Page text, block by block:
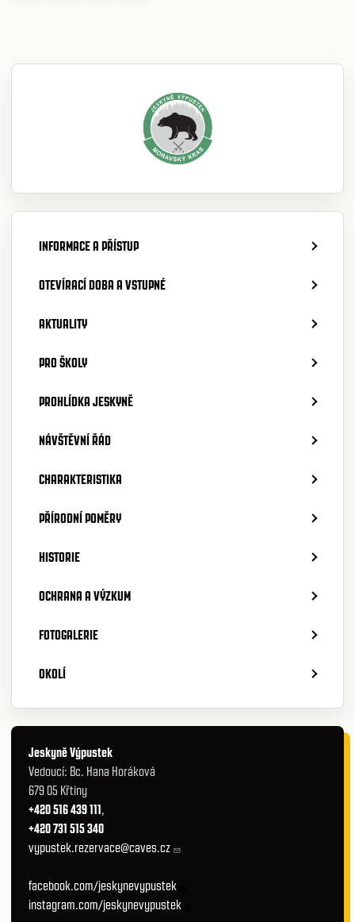
INFORMACE A PŘÍSTUP
OTEVÍRACÍ DOBA A VSTUPNÉ
AKTUALITY
PRO ŠKOLY
PROHLÍDKA JESKYNĚ
NÁVŠTĚVNÍ ŘÁD
CHARAKTERISTIKA
PŘÍRODNÍ POMĚRY
HISTORIE
OCHRANA A VÝZKUM
FOTOGALERIE
OKOLÍ
Jeskyně Výpustek
Vedoucí: Bc. Hana Horáková
679 05 Křtiny
+420 516 439 111 ,
+420 731 515 340
vypustek.rezervace@caves.cz
facebook.com/jeskynevypustek
instagram.com/jeskynevypustek